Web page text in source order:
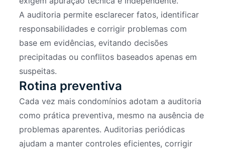
A auditoria permite esclarecer fatos, identificar
responsabilidades e corrigir problemas com
base em evidências, evitando decisões
precipitadas ou conflitos baseados apenas em
suspeitas.
Rotina preventiva
Cada vez mais condomínios adotam a auditoria
como prática preventiva, mesmo na ausência de
problemas aparentes. Auditorias periódicas
ajudam a manter controles eficientes, corrigir